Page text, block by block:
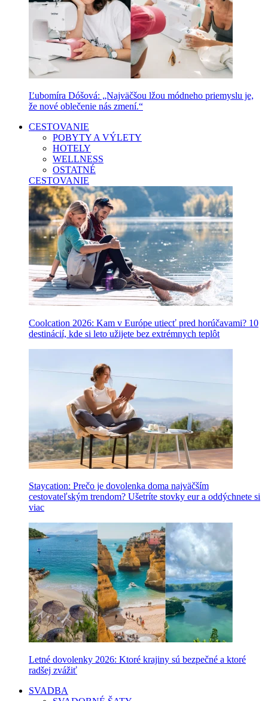
Ľubomíra Dóšová: „Najväčšou lžou módneho priemyslu je,
že nové oblečenie nás zmení.“
CESTOVANIE
POBYTY A VÝLETY
HOTELY
WELLNESS
OSTATNÉ
CESTOVANIE
Coolcation 2026: Kam v Európe utiecť pred horúčavami? 10
destinácií, kde si leto užijete bez extrémnych teplôt
Staycation: Prečo je dovolenka doma najväčším
cestovateľským trendom? Ušetríte stovky eur a oddýchnete si
viac
Letné dovolenky 2026: Ktoré krajiny sú bezpečné a ktoré
radšej zvážiť
SVADBA